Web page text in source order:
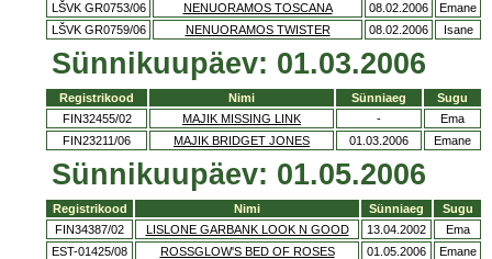
LŠVK GR0753/06
NENUORAMOS TOSCANA 08.02.2006
Emane
LŠVK GR0759/06
NENUORAMOS TWISTER 08.02.2006 Isane
Sünnikuupäev: 01.03.2006
Registrikood Nimi Sünniaeg
Sugu
FIN32455/02
MAJIK MISSING LINK -
Ema
FIN23211/06
MAJIK BRIDGET JONES 01.03.2006 Emane
Sünnikuupäev: 01.05.2006
Registrikood Nimi Sünniaeg
Sugu
FIN34387/02
LISLONE GARBANK LOOK N GOOD 13.04.2002
Ema
EST-01425/08
ROSSGLOW'S BED OF ROSES 01.05.2006 Emane